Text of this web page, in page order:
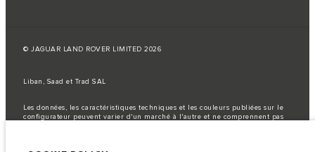
© JAGUAR LAND ROVER LIMITED 2026
Liban, Saad et Trad SAL
Les données, les caractéristiques techniques et les couleurs publiées sur le
configurateur peuvent varier d'un marché à l'autre et ne comprennent pas